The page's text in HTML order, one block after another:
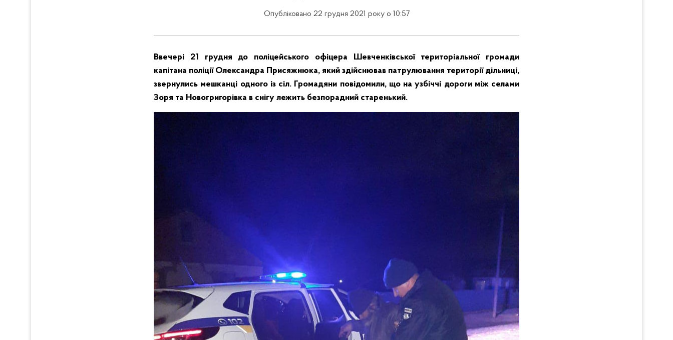
Опубліковано 22 грудня 2021 року о 10:57
Ввечері 21 грудня до поліцейського офіцера Шевченківської територіальної громади
капітана поліції Олександра Присяжнюка, який здійснював патрулювання території дільниці,
звернулись мешканці одного із сіл. Громадяни повідомили, що на узбіччі дороги між селами
Зоря та Новогригорівка в снігу лежить безпорадний старенький.